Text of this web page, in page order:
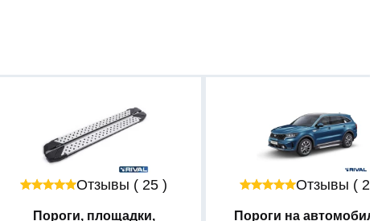
Отзывы ( 25 )
Пороги, площадки,
Отзывы ( 26 )
Пороги на